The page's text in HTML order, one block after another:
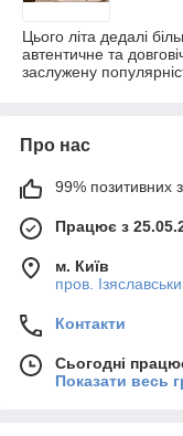
Цього літа дедалі
автентичне та
заслужену
Про нас
99% позитивних з
Працює з
м. Київ
пров.
Контакти
Сьогодні
Показати весь